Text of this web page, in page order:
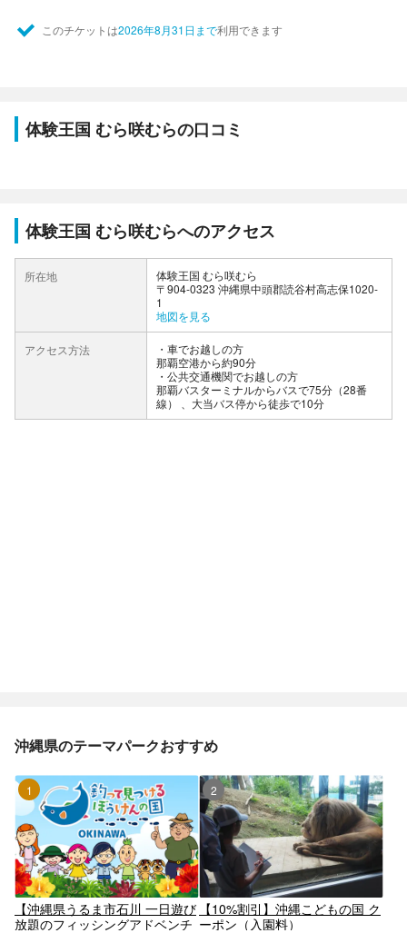
このチケットは2026年8月31日まで利用できます
体験王国 むら咲むらの口コミ
体験王国 むら咲むらへのアクセス
所在地
体験王国 むら咲むら
〒904-0323 沖縄県中頭郡読谷村高志保1020-
1
地図を見る
アクセス方法
車でお越しの方
那覇空港から約90分
公共交通機関でお越しの方
那覇バスターミナルからバスで75分（28番
線） 、大当バス停から徒歩で10分
沖縄県のテーマパークおすすめ
1位
【沖縄県うるま市石川 一日遊び
放題のフィッシングアドベンチ
2位
【10%割引】沖縄こどもの国 ク
ーポン（入園料）